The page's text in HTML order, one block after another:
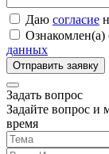
Даю согласие
Ознакомлен(а)
данных
Задать вопрос
Задайте вопрос и
время